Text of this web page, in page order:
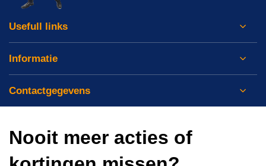
Usefull links
Informatie
Contactgegevens
Nooit meer acties of